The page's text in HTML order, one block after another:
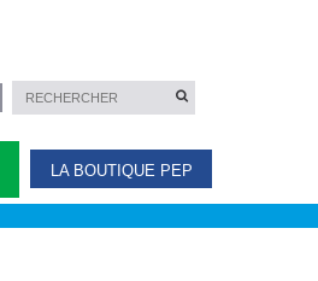
LA BOUTIQUE PEP